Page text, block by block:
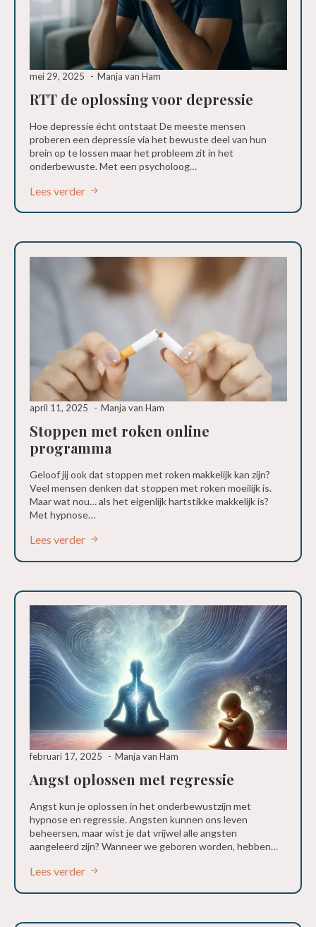
RTT de oplossing voor depressie
mei 29, 2025 Manja van Ham
Hoe depressie écht ontstaat De meeste mensen
proberen een depressie via het bewuste deel van hun
brein op te lossen maar het probleem zit in het
onderbewuste. Met een psycholoog…
Lees verder
Stoppen met roken online
programma
april 11, 2025 Manja van Ham
Geloof jij ook dat stoppen met roken makkelijk kan zijn?
Veel mensen denken dat stoppen met roken moeilijk is.
Maar wat nou… als het eigenlijk hartstikke makkelijk is?
Met hypnose…
Lees verder
Angst oplossen met regressie
februari 17, 2025 Manja van Ham
Angst kun je oplossen in het onderbewustzijn met
hypnose en regressie. Angsten kunnen ons leven
beheersen, maar wist je dat vrijwel alle angsten
aangeleerd zijn? Wanneer we geboren worden, hebben…
Lees verder